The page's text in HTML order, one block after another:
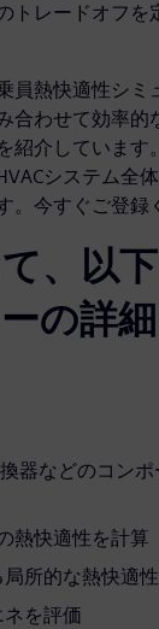
トレードオフを
員熱快適性シミ
合わせて効率的
紹介しています
システム全
今すぐご登録
、以
の詳
器などのコン
熱快適性を計算
所的な熱快適
を評価